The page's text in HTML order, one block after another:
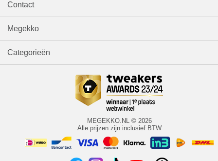
Contact
Megekko
Categorieën
MEGEKKO.NL © 2026
Alle prijzen zijn inclusief BTW